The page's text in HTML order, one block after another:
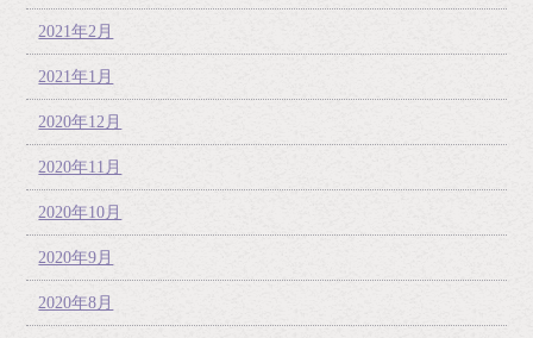
2021年2月
2021年1月
2020年12月
2020年11月
2020年10月
2020年9月
2020年8月